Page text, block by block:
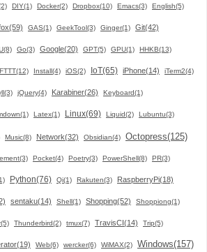
DIY(1) Docker(2) Dropbox(10) Emacs(3) English(5)
GAS(1) GeekTool(3) Ginger(1) Git(42)
Go(3) Google(20) GPT(5) GPU(1) HHKB(13)
Install(4) iOS(2) IoT(65) iPhone(14) iTerm2(4)
jQuery(4) Karabiner(26) Keyboard(1)
Latex(1) Linux(69) Liquid(2) Lubuntu(3)
Music(8) Network(32) Obsidian(4) Octopress(125)
Pocket(4) Poetry(3) PowerShell(8) PR(3)
Python(76) Qi(1) Rakuten(3) RaspberryPi(18)
sentaku(14) Shell(1) Shopping(52) Shoppiong(1)
Thunderbird(2) tmux(7) TravisCI(14) Trip(5)
Web(6) wercker(6) WiMAX(2) Windows(157)